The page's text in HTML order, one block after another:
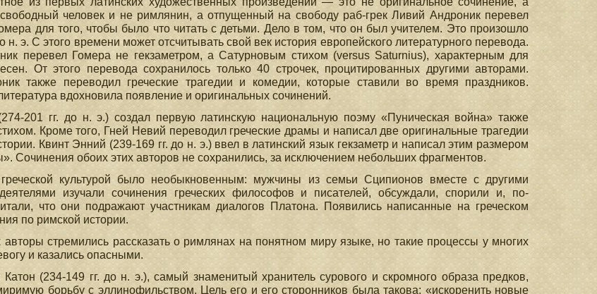
человек и не римлянин, а отпущенный на свободу раб-грек Ливий Андроник перевел
для того, чтобы было что читать с детьми. Дело в том, что он был учителем. Это произошло
н. э. С этого времени может отсчитывать свой век история европейского литературного перевода.
перевел Гомера не гекзаметром, а Сатурновым стихом (versus Saturnius), характерным для
От этого перевода сохранилось только 40 строчек, процитированных другими авторами.
также переводил греческие трагедии и комедии, которые ставили во время праздников.
вдохновила появление и оригинальных сочинений.
201 гг. до н. э.) создал первую латинскую национальную поэму «Пуническая война» также
Кроме того, Гней Невий переводил греческие драмы и написал две оригинальные трагедии
Квинт Энний (239-169 гг. до н. э.) ввел в латинский язык гекзаметр и написал этим размером
Сочинения обоих этих авторов не сохранились, за исключением небольших фрагментов.
культурой было необыкновенным: мужчины из семьи Сципионов вместе с другими
изучали сочинения греческих философов и писателей, обсуждали, спорили и, по-
что они подражают участникам диалогов Платона. Появились написанные на греческом
по римской истории.
стремились рассказать о римлянах на понятном миру языке, но такие процессы у многих
и казались опасными.
(234-149 гг. до н. э.), самый знаменитый хранитель сурового и скромного образа предков,
борьбу с эллинофильством. Цель его и его сторонников была такова: «искоренить новые